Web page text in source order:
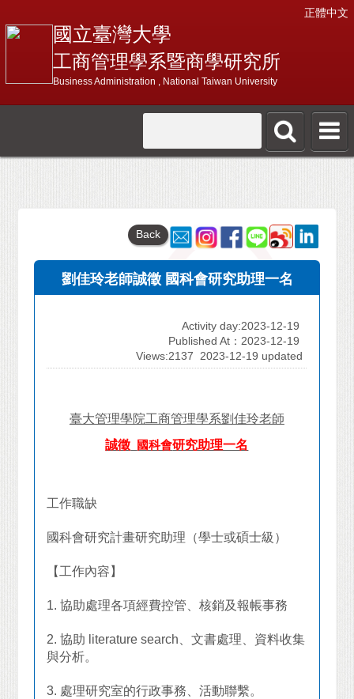
正體中文
國立臺灣大學
工商管理學系暨商學研究所
Business Administration , National Taiwan University
Back
劉佳玲老師誠徵 國科會研究助理一名
Activity day:2023-12-19
Published At：2023-12-19
Views:2137
2023-12-19 updated
臺大管理學院工商管理學系劉佳玲老師
誠徵
國科會研究助理一名
工作職缺
國科會研究計畫研究助理（學士或碩士級）
【工作內容】
1.協助處理各項經費控管、核銷及報帳事務
2.協助 literature search 、文書處理、資料收集
與分析。
3. 處理研究室的行政事務、活動聯繫。